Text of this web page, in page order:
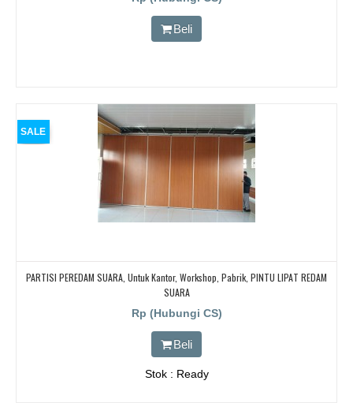
Beli
SALE
PARTISI PEREDAM SUARA, Untuk Kantor, Workshop, Pabrik, PINTU LIPAT REDAM
SUARA
Rp (Hubungi CS)
Beli
Stok : Ready